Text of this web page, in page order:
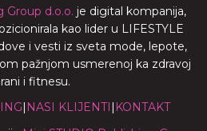
Group d.o.o. je digital kompanija,
kao lider u LIFESTYLE
i vesti iz sveta mode, lepote,
pažnjom usmerenoj ka zdravoj
i fitnesu.
| NASI KLIJENTI | KONTAKT